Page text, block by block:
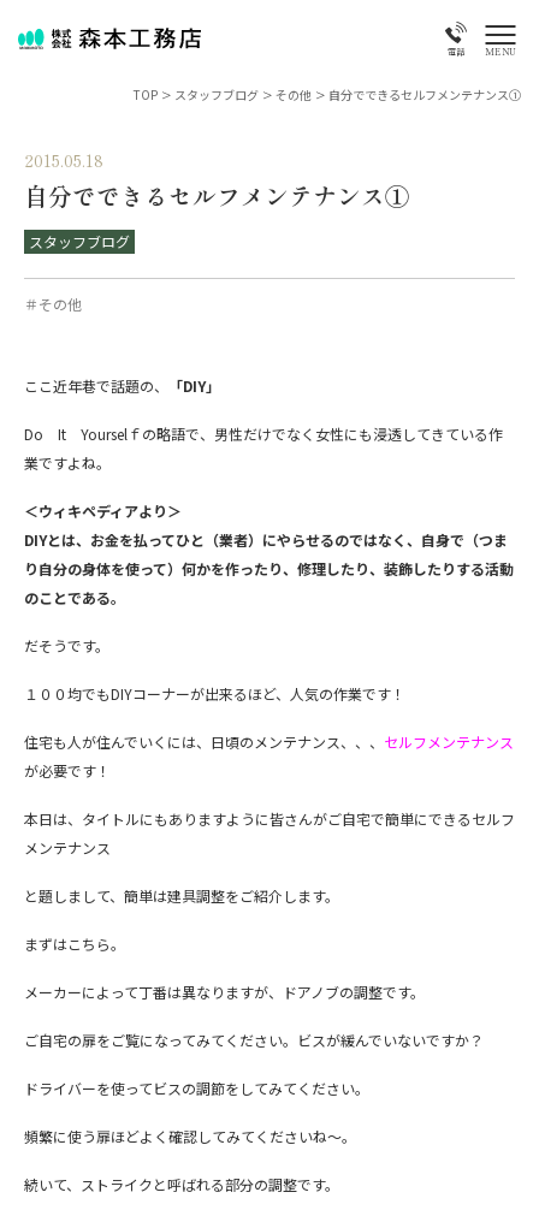
電話 MENU
TOP > スタッフブログ > その他 > 自分でできるセルフメンテナンス①
2015.05.18
自分でできるセルフメンテナンス①
スタッフブログ
＃その他
ここ近年巷で話題の、 「DIY」
Do It Yourselｆの略語で、男性だけでなく女性にも浸透してきている作
業ですよね。
＜ウィキペディアより＞
DIYとは、お金を払ってひと（業者）にやらせるのではなく、自身で（つま
り自分の身体を使って）何かを作ったり、修理したり、装飾したりする活動
のことである。
だそうです。
１００均でもDIYコーナーが出来るほど、人気の作業です！
住宅も人が住んでいくには、日頃のメンテナンス、、、 セルフメンテナンス
が必要です！
本日は、タイトルにもありますように皆さんがご自宅で簡単にできるセルフ
メンテナンス
と題しまして、簡単は建具調整をご紹介します。
まずはこちら。
メーカーによって丁番は異なりますが、ドアノブの調整です。
ご自宅の扉をご覧になってみてください。ビスが緩んでいないですか？
ドライバーを使ってビスの調節をしてみてください。
頻繁に使う扉ほどよく確認してみてくださいね～。
続いて、ストライクと呼ばれる部分の調整です。